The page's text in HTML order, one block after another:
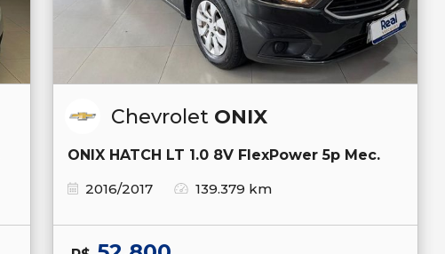
Chevrolet ONIX
ONIX HATCH LT 1.0 8V FlexPower 5p Mec.
2016/2017
139.379 km